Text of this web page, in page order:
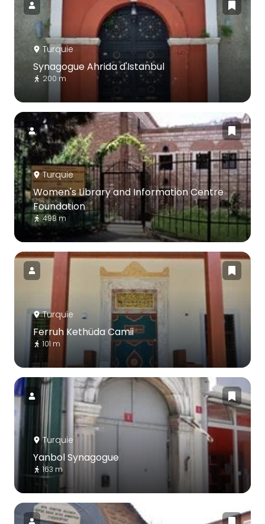
Turquie
Synagogue Ahrida d'Istanbul
200 m
Turquie
Women's Library and Information Centre
Foundation
498 m
Turquie
Ferruh Kethüda Camii
101 m
Turquie
Yanbol Synagogue
163 m